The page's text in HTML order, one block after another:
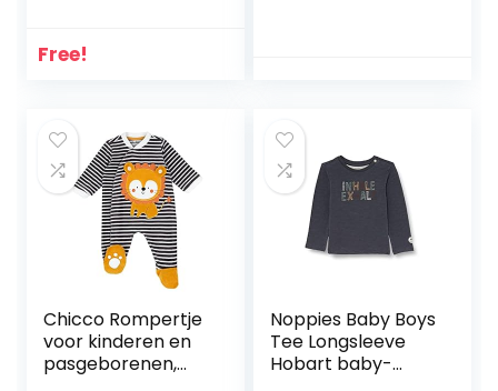
Free!
Chicco Rompertje
voor kinderen en
pasgeborenen,
Noppies Baby Boys
Tee Longsleeve
Hobart baby-